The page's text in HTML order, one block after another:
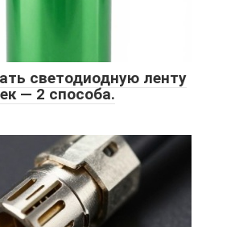
светодиодную ленту
— 2 способа.